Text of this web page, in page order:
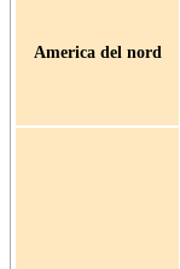
America del nord